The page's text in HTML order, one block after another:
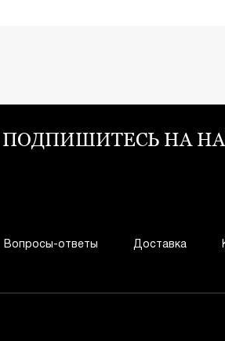
ПОДПИШИТЕСЬ НА
Вопросы-ответы Доставка